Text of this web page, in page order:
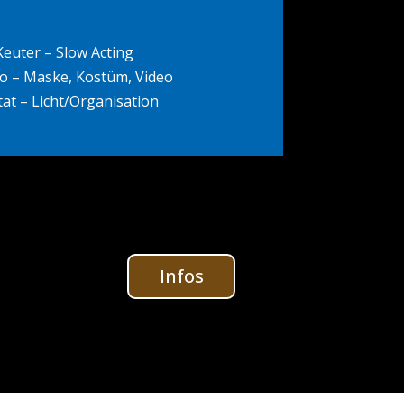
– Slow Acting
– Maske, Kostüm, Video
– Licht/Organisation
Infos